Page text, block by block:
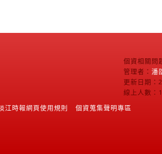
個資相關問
管理者： 潘
更新日期：
線上人數：
江時報網頁使用規則 個資蒐集聲明專區